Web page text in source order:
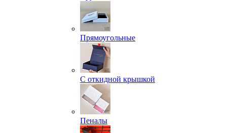
Прямоугольные
С откидной крышкой
Пеналы